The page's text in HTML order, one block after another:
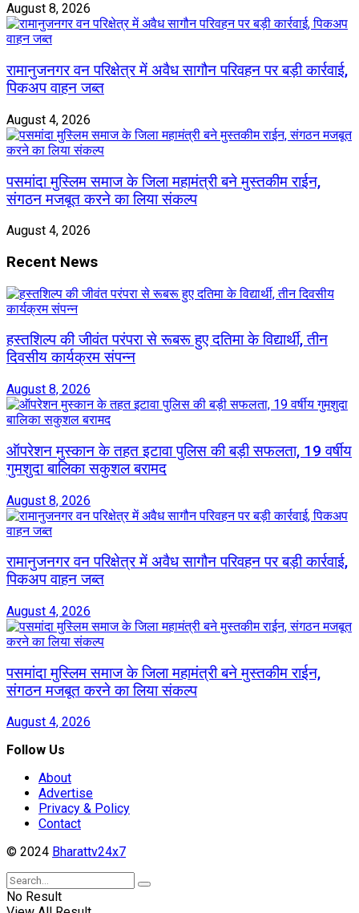
August 8, 2026
रामानुजनगर वन परिक्षेत्र में अवैध सागौन परिवहन पर बड़ी कार्रवाई,
पिकअप वाहन जब्त
August 4, 2026
पसमांदा मुस्लिम समाज के जिला महामंत्री बने मुस्तकीम राईन,
संगठन मजबूत करने का लिया संकल्प
August 4, 2026
Recent News
हस्तशिल्प की जीवंत परंपरा से रूबरू हुए दतिमा के विद्यार्थी, तीन
दिवसीय कार्यक्रम संपन्न
August 8, 2026
ऑपरेशन मुस्कान के तहत इटावा पुलिस की बड़ी सफलता, 19 वर्षीय
गुमशुदा बालिका सकुशल बरामद
August 8, 2026
रामानुजनगर वन परिक्षेत्र में अवैध सागौन परिवहन पर बड़ी कार्रवाई,
पिकअप वाहन जब्त
August 4, 2026
पसमांदा मुस्लिम समाज के जिला महामंत्री बने मुस्तकीम राईन,
संगठन मजबूत करने का लिया संकल्प
August 4, 2026
Follow Us
About
Advertise
Privacy & Policy
Contact
© 2024 Bharattv24x7
No Result